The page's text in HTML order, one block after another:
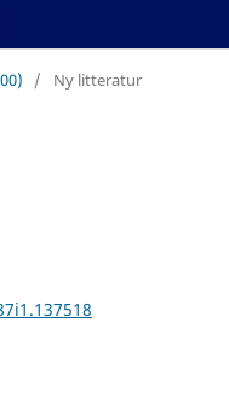
/ Ny litteratur